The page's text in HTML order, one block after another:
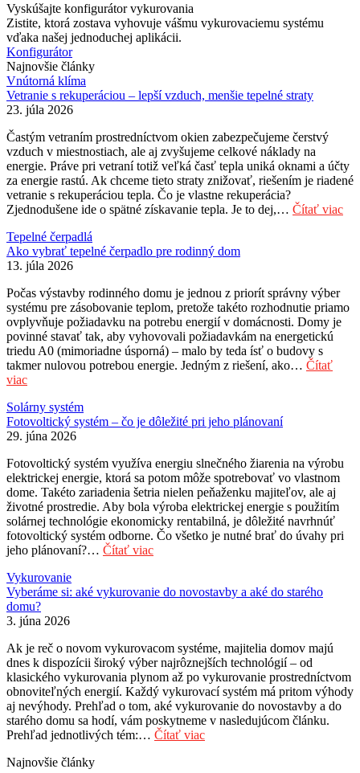
Vyskúšajte konfigurátor vykurovania
Zistite, ktorá zostava vyhovuje vášmu vykurovaciemu systému
vďaka našej jednoduchej aplikácii.
Konfigurátor
Najnovšie články
Vnútorná klíma
Vetranie s rekuperáciou – lepší vzduch, menšie tepelné straty
23. júla 2026
Častým vetraním prostredníctvom okien zabezpečujeme čerstvý
vzduch v miestnostiach, ale aj zvyšujeme celkové náklady na
energie. Práve pri vetraní totiž veľká časť tepla uniká oknami a účty
za energie rastú. Ak chceme tieto straty znižovať, riešením je riadené
vetranie s rekuperáciou tepla. Čo je vlastne rekuperácia?
Zjednodušene ide o spätné získavanie tepla. Je to dej,… Čítať viac
Tepelné čerpadlá
Ako vybrať tepelné čerpadlo pre rodinný dom
13. júla 2026
Počas výstavby rodinného domu je jednou z priorít správny výber
systému pre zásobovanie teplom, pretože takéto rozhodnutie priamo
ovplyvňuje požiadavku na potrebu energií v domácnosti. Domy je
povinné stavať tak, aby vyhovovali požiadavkám na energetickú
triedu A0 (mimoriadne úsporná) – malo by teda ísť o budovy s
takmer nulovou potrebou energie. Jedným z riešení, ako… Čítať
viac
Solárny systém
Fotovoltický systém – čo je dôležité pri jeho plánovaní
29. júna 2026
Fotovoltický systém využíva energiu slnečného žiarenia na výrobu
elektrickej energie, ktorá sa potom môže spotrebovať vo vlastnom
dome. Takéto zariadenia šetria nielen peňaženku majiteľov, ale aj
životné prostredie. Aby bola výroba elektrickej energie s použitím
solárnej technológie ekonomicky rentabilná, je dôležité navrhnúť
fotovoltický systém odborne. Čo všetko je nutné brať do úvahy pri
jeho plánovaní?… Čítať viac
Vykurovanie
Vyberáme si: aké vykurovanie do novostavby a aké do starého
domu?
3. júna 2026
Ak je reč o novom vykurovacom systéme, majitelia domov majú
dnes k dispozícii široký výber najrôznejších technológií – od
klasického vykurovania plynom až po vykurovanie prostredníctvom
obnoviteľných energií. Každý vykurovací systém má pritom výhody
aj nevýhody. Prehľad o tom, aké vykurovanie do novostavby a do
starého domu sa hodí, vám poskytneme v nasledujúcom článku.
Prehľad jednotlivých tém:… Čítať viac
Najnovšie články